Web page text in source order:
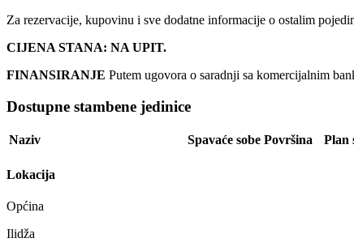
Za rezervacije, kupovinu i sve dodatne informacije o ostalim
CIJENA STANA: NA UPIT.
FINANSIRANJE Putem ugovora o saradnji sa komercijalnim
Dostupne stambene jedinice
Naziv Spavaće sobe Površina Plan
Lokacija
Općina
Ilidža